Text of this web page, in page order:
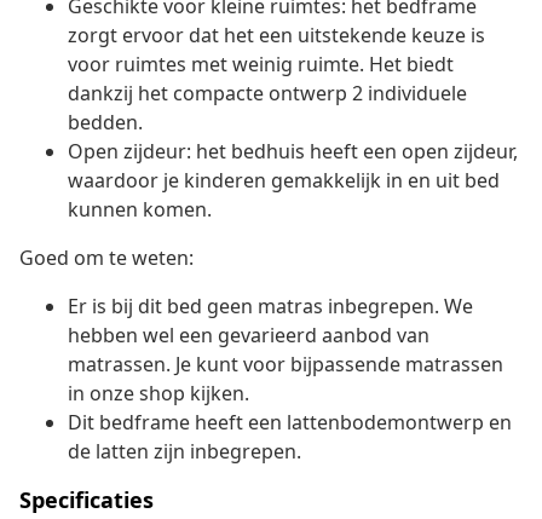
Geschikte voor kleine ruimtes: het bedframe
zorgt ervoor dat het een uitstekende keuze is
voor ruimtes met weinig ruimte. Het biedt
dankzij het compacte ontwerp 2 individuele
bedden.
Open zijdeur: het bedhuis heeft een open zijdeur,
waardoor je kinderen gemakkelijk in en uit bed
kunnen komen.
Goed om te weten:
Er is bij dit bed geen matras inbegrepen. We
hebben wel een gevarieerd aanbod van
matrassen. Je kunt voor bijpassende matrassen
in onze shop kijken.
Dit bedframe heeft een lattenbodemontwerp en
de latten zijn inbegrepen.
Specificaties